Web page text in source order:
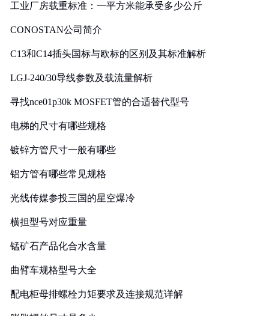
工业厂房载重标准：一平方米能承受多少公斤
CONOSTAN公司简介
C13和C14插头国标与欧标的区别及其标准解析
LGJ-240/30导线参数及载流量解析
寻找nce01p30k MOSFET管的合适替代型号
电梯的尺寸有哪些规格
镀锌方管尺寸一般有哪些
铝方管有哪些常见规格
光线传媒参投三国的星空爆冷
横担型号对应重量
锰矿石产品化合水含量
曲臂车规格型号大全
配电柜母排螺栓力矩要求及连接规范详解